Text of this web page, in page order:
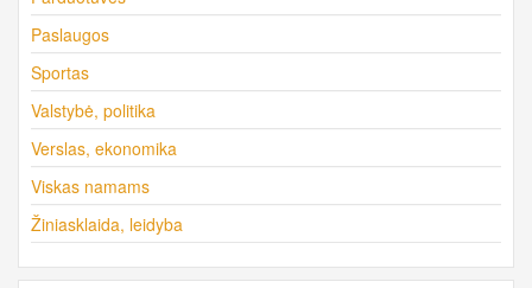
Paslaugos
Sportas
Valstybė, politika
Verslas, ekonomika
Viskas namams
Žiniasklaida, leidyba